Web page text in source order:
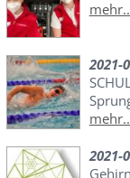
2021-
2021-